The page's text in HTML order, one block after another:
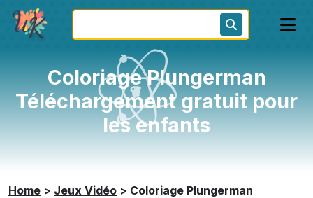
Coloriage Plungerman
Téléchargement gratuit pour
les enfants
Home > Jeux Vidéo > Coloriage Plungerman